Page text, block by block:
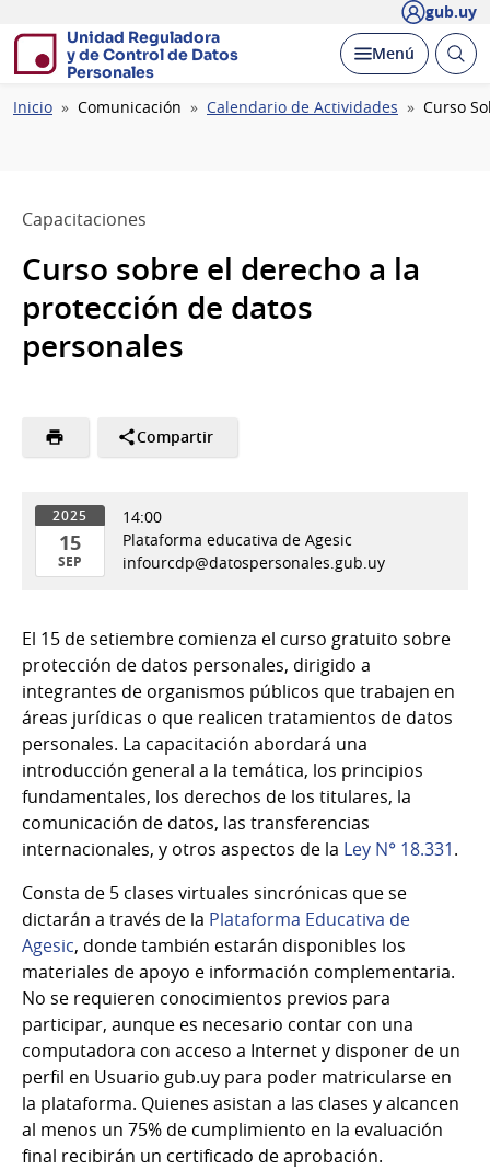
gub.uy
Unidad Reguladora
y de Control de Datos
Personales
Desplegar
Menú Abrir
Ruta
Inicio Comunicación Calendario de Actividades Curso
Capacitaciones
Curso sobre el derecho a la
protección de datos
personales
Compartir
2025
15
SEP
Sep
del
2025
14:00
Plataforma educativa de Agesic
infourcdp@datospersonales.gub.uy
El 15 de setiembre comienza el curso gratuito sobre
protección de datos personales, dirigido a
integrantes de organismos públicos que trabajen en
áreas jurídicas o que realicen tratamientos de datos
personales. La capacitación abordará una
introducción general a la temática, los principios
fundamentales, los derechos de los titulares, la
comunicación de datos, las transferencias
internacionales, y otros aspectos de la Ley N° 18.331.
Consta de 5 clases virtuales sincrónicas que se
dictarán a través de la Plataforma Educativa de
Agesic, donde también estarán disponibles los
materiales de apoyo e información complementaria.
No se requieren conocimientos previos para
participar, aunque es necesario contar con una
computadora con acceso a Internet y disponer de un
perfil en Usuario gub.uy para poder matricularse en
la plataforma. Quienes asistan a las clases y alcancen
al menos un 75% de cumplimiento en la evaluación
final recibirán un certificado de aprobación.